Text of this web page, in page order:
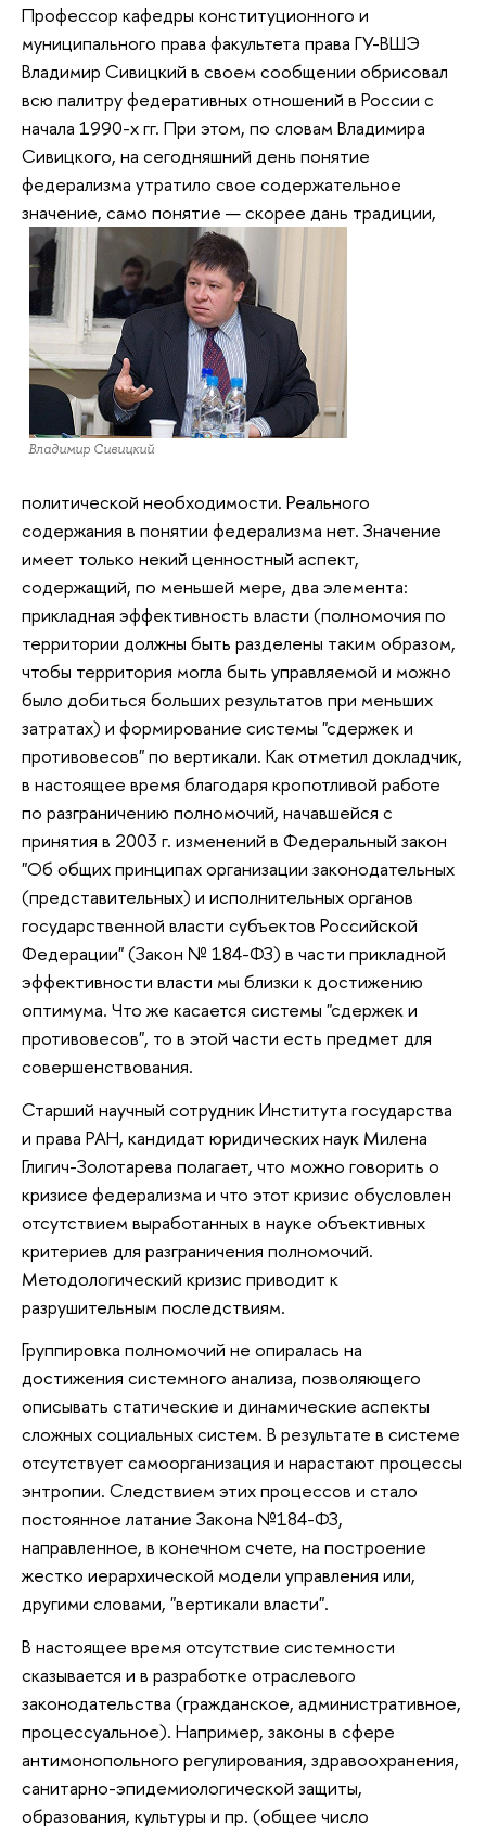
Профессор кафедры конституционного и
муниципального права факультета права ГУ-ВШЭ
Владимир Сивицкий в своем сообщении обрисовал
всю палитру федеративных отношений в России с
начала 1990-х гг. При этом, по словам Владимира
Сивицкого, на сегодняшний день понятие
федерализма утратило свое содержательное
значение, само понятие — скорее дань традиции,
Владимир Сивицкий
политической необходимости. Реального
содержания в понятии федерализма нет. Значение
имеет только некий ценностный аспект,
содержащий, по меньшей мере, два элемента:
прикладная эффективность власти (полномочия по
территории должны быть разделены таким образом,
чтобы территория могла быть управляемой и можно
было добиться больших результатов при меньших
затратах) и формирование системы "сдержек и
противовесов" по вертикали. Как отметил докладчик,
в настоящее время благодаря кропотливой работе
по разграничению полномочий, начавшейся с
принятия в 2003 г. изменений в Федеральный закон
"Об общих принципах организации законодательных
(представительных) и исполнительных органов
государственной власти субъектов Российской
Федерации" (Закон № 184-ФЗ) в части прикладной
эффективности власти мы близки к достижению
оптимума. Что же касается системы "сдержек и
противовесов", то в этой части есть предмет для
совершенствования.
Старший научный сотрудник Института государства
и права РАН, кандидат юридических наук Милена
Глигич-Золотарева полагает, что можно говорить о
кризисе федерализма и что этот кризис обусловлен
отсутствием выработанных в науке объективных
критериев для разграничения полномочий.
Методологический кризис приводит к
разрушительным последствиям.
Группировка полномочий не опиралась на
достижения системного анализа, позволяющего
описывать статические и динамические аспекты
сложных социальных систем. В результате в системе
отсутствует самоорганизация и нарастают процессы
энтропии. Следствием этих процессов и стало
постоянное латание Закона №184-ФЗ,
направленное, в конечном счете, на построение
жестко иерархической модели управления или,
другими словами, "вертикали власти".
В настоящее время отсутствие системности
сказывается и в разработке отраслевого
законодательства (гражданское, административное,
процессуальное). Например, законы в сфере
антимонопольного регулирования, здравоохранения,
санитарно-эпидемиологической защиты,
образования, культуры и пр. (общее число